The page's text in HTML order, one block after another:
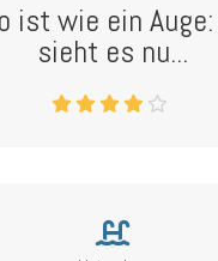
ist wie ein
sieht es nu...